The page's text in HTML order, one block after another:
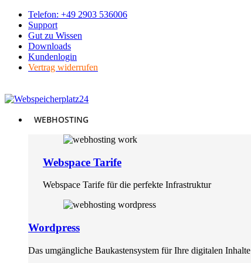
Skip
content
Telefon: +49 2903 536006
Support
Gut zu Wissen
Downloads
Kundenlogin
Vertrag widerrufen
WEBHOSTING
Webspace Tarife
Webspace Tarife für die perfekte Infrastruktur
Wordpress
Das umgängliche Baukastensystem für Ihre digitalen Inhalte